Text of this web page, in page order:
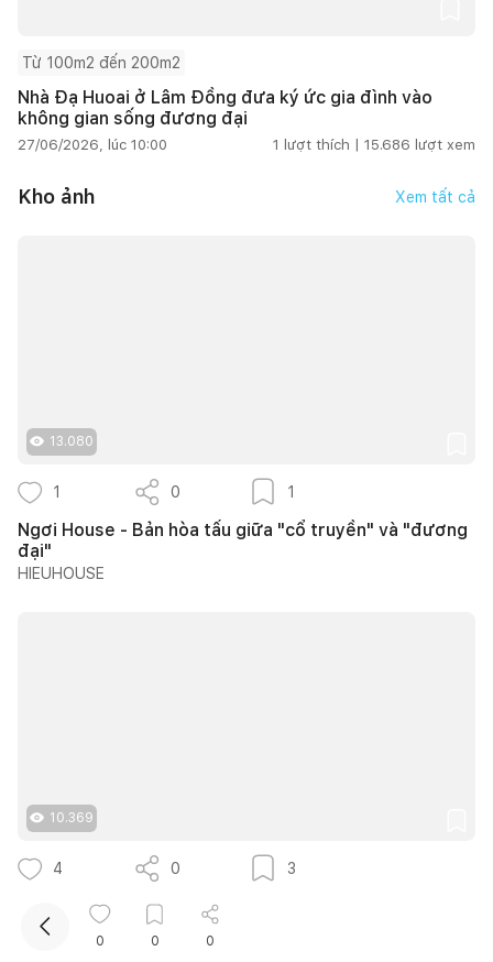
Từ 100m2 đến 200m2
Nhà Đạ Huoai ở Lâm Đồng đưa ký ức gia đình vào
không gian sống đương đại
27/06/2026, lúc 10:00 1 lượt thích | 15.686 lượt xem
Kho ảnh Xem tất cả
13.080
1 0 1
Ngơi House - Bản hòa tấu giữa "cổ truyền" và "đương
đại"
HIEUHOUSE
10.369
4 0 3
25 mẫu bàn làm việc dưới gầm cầu thang đẹp giúp tận
dụng diện tích tưởng chừng bị bỏ quên
Quân Hoàng
0 0 0